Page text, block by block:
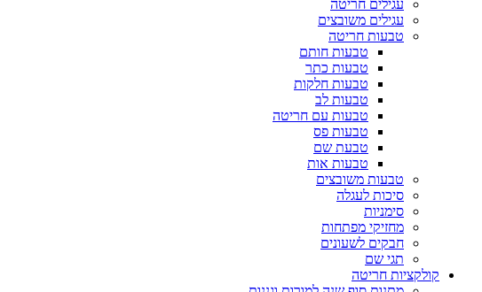
עגילים חריטה
עגילים משובצים
טבעות חריטה
טבעות חותם
טבעות כתר
טבעות חלקות
טבעות לב
טבעות עם חריטה
טבעות פס
טבעת שם
טבעות אות
טבעות משובצים
סיכות לעגלה
סימניות
מחזיקי מפתחות
חבקים לשעונים
תגי שם
קולקציות חריטה